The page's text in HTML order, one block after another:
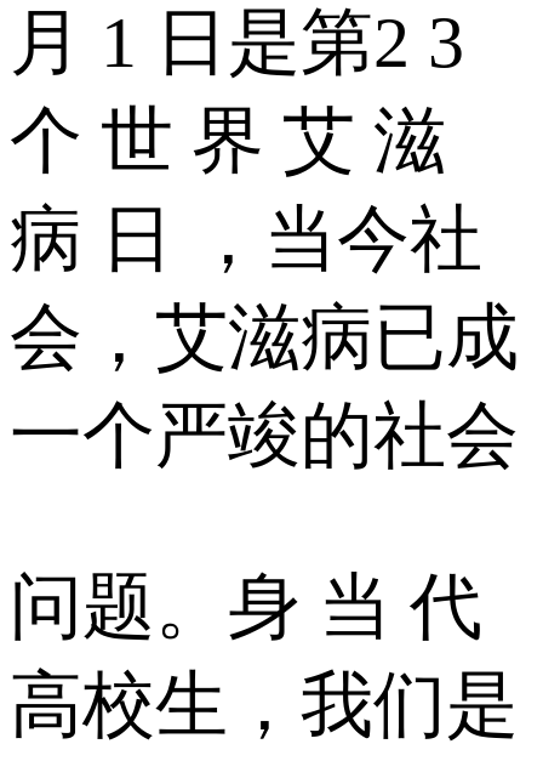
月 1 日是第2 3
个 世 界 艾 滋
病 日 ，当今社
会，艾滋病已成
一个严竣的社会
问题。身 当 代
高校生，我们是